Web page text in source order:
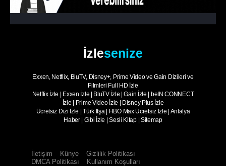
İzlesenize
Exxen, Netflix, BluTV, Disney+, Prime Video ve Gain Dizileri ve
Filmleri Full HD İzle
Netflix İzle
Exxen İzle BluTV İzle |Gain İzle
beIN CONNECT
İzle
Prime Video İzle
Disney Plus İzle
Ücretsiz Dizi İzle |Türk İfşa| HBO Max Ücretsiz İzle Antalya
Haber| Gibi İzle |Sesli Kitap| Sitemap
İletişim Künye
Gizlilik Politikası
DMCA Politikası
Kullanım Koşulları